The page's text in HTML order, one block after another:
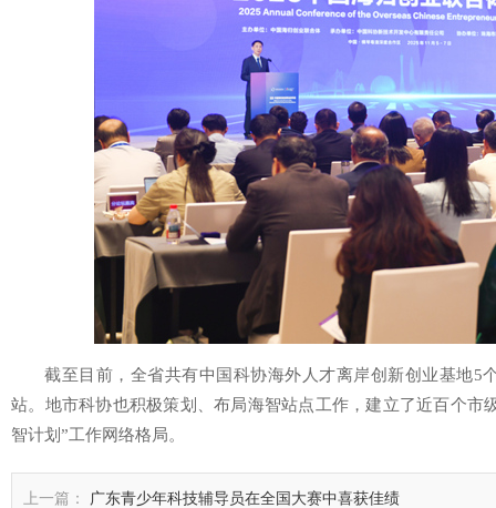
截至目前，全省共有中国科协海外人才离岸创新创业基地5
站。地市科协也积极策划、布局海智站点工作，建立了近百个市
智计划”工作网络格局。
上一篇：
广东青少年科技辅导员在全国大赛中喜获佳绩